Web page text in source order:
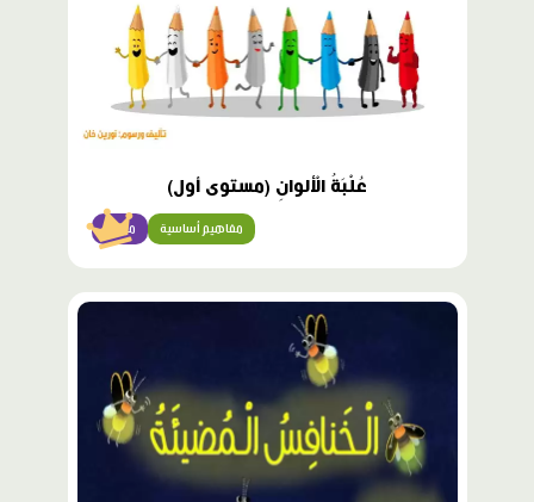
عُلْبَةُ الْألوانِ (مستوى أول)
مبتدئ مفاهيم أساسية
محتوى